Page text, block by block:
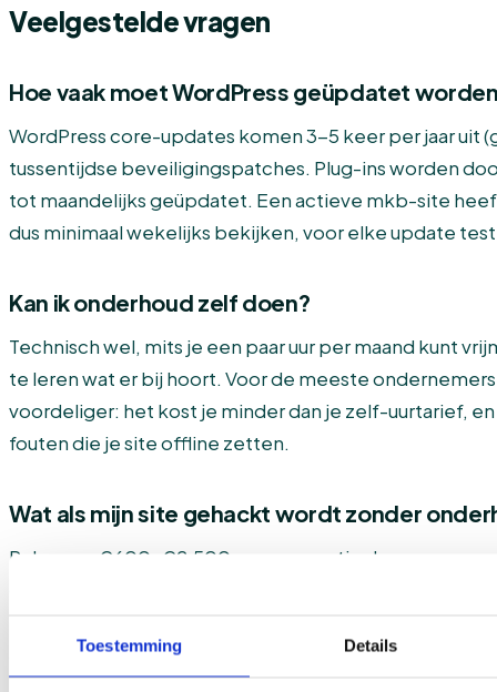
Toestemming Details
Veelgestelde vragen
Hoe vaak moet WordPress geüpdatet
WordPress core-updates komen 3-5 keer per jaar uit
tussentijdse beveiligingspatches. Plug-ins worden
tot maandelijks geüpdatet. Een actieve mkb-site
dus minimaal wekelijks bekijken, voor elke update
Kan ik onderhoud zelf doen?
Technisch wel, mits je een paar uur per maand kunt
te leren wat er bij hoort. Voor de meeste
voordeliger: het kost je minder dan je zelf-uurtarief,
fouten die je site offline zetten.
Wat als mijn site gehackt wordt zonder
Reken op €600-€2.500 voor reparatie door een
aanbieder.